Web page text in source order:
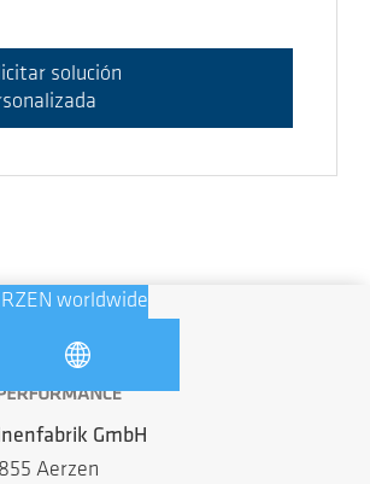
solución
worldwide
GmbH
Aerzen